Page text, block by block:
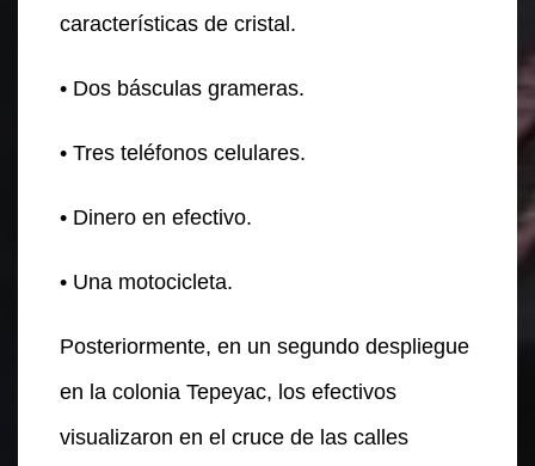
características de cristal.
• Dos básculas grameras.
• Tres teléfonos celulares.
• Dinero en efectivo.
• Una motocicleta.
Posteriormente, en un segundo despliegue
en la colonia Tepeyac, los efectivos
visualizaron en el cruce de las calles